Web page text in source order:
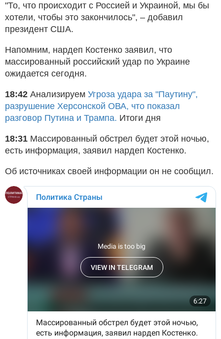
"То, что происходит с Россией и Украиной, мы бы
хотели, чтобы это закончилось", – добавил
президент США.
Напомним, нардеп Костенко заявил, что
массированный российский удар по Украине
ожидается сегодня.
18:42 Анализируем Угроза удара за "Паутину",
разрушение Херсонской ОВА, что показал
разговор Путина и Трампа. Итоги дня
18:31 Массированный обстрел будет этой ночью,
есть информация, заявил нардеп Костенко.
Об источниках своей информации он не сообщил.